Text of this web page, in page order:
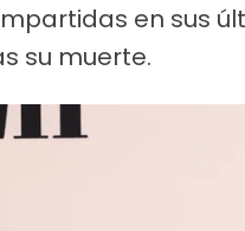
en sus
su muerte.